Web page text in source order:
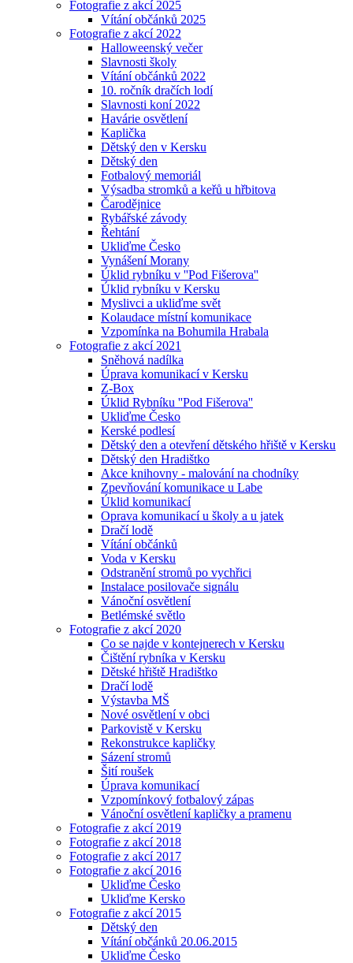
Fotografie z akcí 2025
Vítání občánků 2025
Fotografie z akcí 2022
Halloweenský večer
Slavnosti školy
Vítání občánků 2022
10. ročník dračích lodí
Slavnosti koní 2022
Havárie osvětlení
Kaplička
Dětský den v Kersku
Dětský den
Fotbalový memoriál
Výsadba stromků a keřů u hřbitova
Čarodějnice
Rybářské závody
Řehtání
Ukliďme Česko
Vynášení Morany
Úklid rybníku v ''Pod Fišerova''
Úklid rybníku v Kersku
Myslivci a ukliďme svět
Kolaudace místní komunikace
Vzpomínka na Bohumila Hrabala
Fotografie z akcí 2021
Sněhová nadílka
Úprava komunikací v Kersku
Z-Box
Úklid Rybníku ''Pod Fišerova''
Ukliďme Česko
Kerské podlesí
Dětský den a otevření dětského hřiště v Kersku
Dětský den Hradištko
Akce knihovny - malování na chodníky
Zpevňování komunikace u Labe
Úklid komunikací
Oprava komunikací u školy a u jatek
Dračí lodě
Vítání občánků
Voda v Kersku
Odstranění stromů po vychřici
Instalace posilovače signálu
Vánoční osvětlení
Betlémské světlo
Fotografie z akcí 2020
Co se najde v kontejnerech v Kersku
Čištění rybníka v Kersku
Dětské hřiště Hradištko
Dračí lodě
Výstavba MŠ
Nové osvětlení v obci
Parkovistě v Kersku
Rekonstrukce kapličky
Sázení stromů
Šití roušek
Úprava komunikací
Vzpomínkový fotbalový zápas
Vánoční osvětlení kapličky a pramenu
Fotografie z akcí 2019
Fotografie z akcí 2018
Fotografie z akcí 2017
Fotografie z akcí 2016
Ukliďme Česko
Ukliďme Kersko
Fotografie z akcí 2015
Dětský den
Vítání občánků 20.06.2015
Ukliďme Česko